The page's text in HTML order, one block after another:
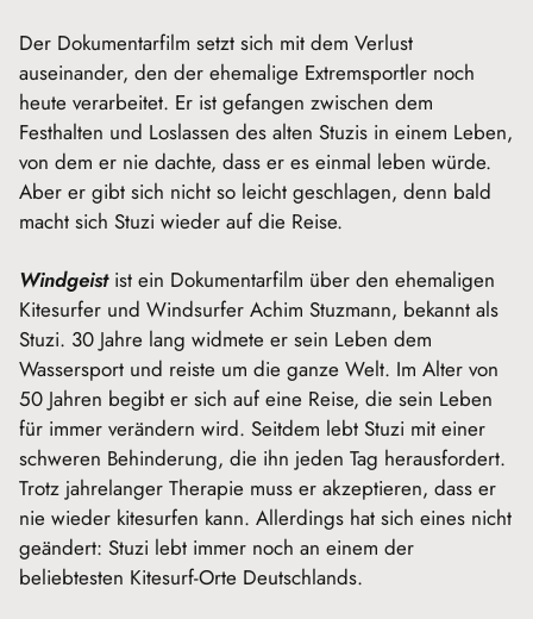
Der Dokumentarfilm setzt sich mit dem Verlust
auseinander, den der ehemalige Extremsportler noch
heute verarbeitet. Er ist gefangen zwischen dem
Festhalten und Loslassen des alten Stuzis in einem Leben,
von dem er nie dachte, dass er es einmal leben würde.
Aber er gibt sich nicht so leicht geschlagen, denn bald
macht sich Stuzi wieder auf die Reise.
Windgeistist ein Dokumentarfilm über den ehemaligen
Kitesurfer und Windsurfer Achim Stuzmann, bekannt als
Stuzi. 30 Jahre lang widmete er sein Leben dem
Wassersport und reiste um die ganze Welt. Im Alter von
50 Jahren begibt er sich auf eine Reise, die sein Leben
für immer verändern wird. Seitdem lebt Stuzi mit einer
schweren Behinderung, die ihn jeden Tag herausfordert.
Trotz jahrelanger Therapie muss er akzeptieren, dass er
nie wieder kitesurfen kann. Allerdings hat sich eines nicht
geändert: Stuzi lebt immer noch an einem der
beliebtesten Kitesurf-Orte Deutschlands.